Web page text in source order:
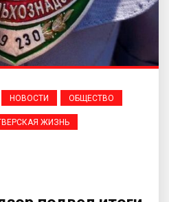
НОВОСТИ ОБЩЕСТВО
ЖИЗНЬ